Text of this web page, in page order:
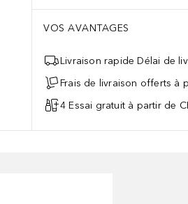
VOS AVANTAGES
Livraison rapide Délai de
Frais de livraison offerts à
4 Essai gratuit à partir de